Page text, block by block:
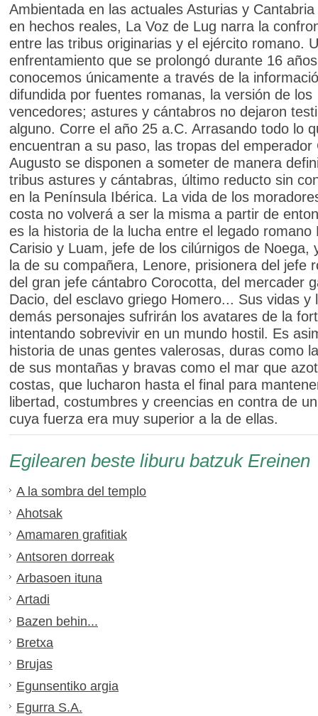
Ambientada en las actuales Asturias y
en hechos reales, La Voz de Lug narra la
entre las tribus originarias y el ejército romano.
enfrentamiento que se prolongó durante 16
conocemos únicamente a través de la
difundida por fuentes romanas, la versión de los
vencedores; astures y cántabros no dejaron
alguno. Corre el año 25 a.C. Arrasando todo lo
encuentran a su paso, las tropas del emperador
Augusto se disponen a someter de manera
tribus astures y cántabras, último reducto sin
en la Península Ibérica. La vida de los
costa no volverá a ser la misma a partir de
es la historia de la lucha entre el legado romano
Carisio y Luam, jefe de los cilúrnigos de Noega,
la de su compañera, Lenore, prisionera del jefe
del gran jefe cántabro Corocotta, del mercader
Dacio, del esclavo griego Homero... Sus vidas y
demás personajes sufrirán los avatares de la
intentando sobrevivir en un mundo hostil. Es
historia de unas gentes valerosas, duras como
de sus montañas y bravas como el mar que
costas, que lucharon hasta el final para
libertad, costumbres y creencias en contra de
cuya fuerza era muy superior a la de ellas.
Egilearen beste liburu batzuk Ereinen
A la sombra del templo
Ahotsak
Amamaren grafitiak
Antsoren dorreak
Arbasoen ituna
Artadi
Bazen behin...
Bretxa
Brujas
Egunsentiko argia
Egurra S.A.